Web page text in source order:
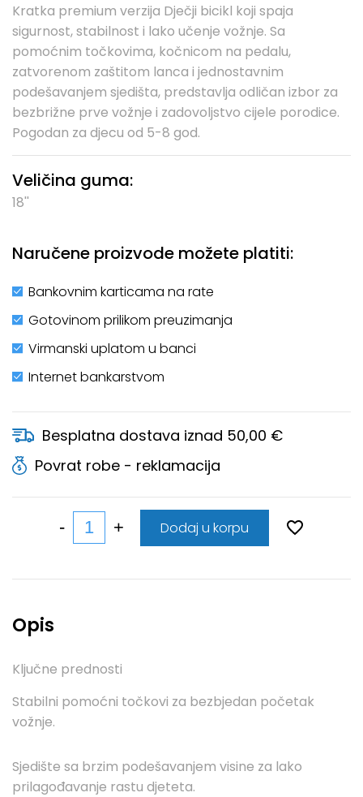
Kratka premium verzija Dječji bicikl koji spaja
sigurnost, stabilnost i lako učenje vožnje. Sa
pomoćnim točkovima, kočnicom na pedalu,
zatvorenom zaštitom lanca i jednostavnim
podešavanjem sjedišta, predstavlja odličan izbor za
bezbrižne prve vožnje i zadovoljstvo cijele porodice.
Pogodan za djecu od 5-8 god.
Veličina guma:
18''
Naručene proizvode možete platiti:
Bankovnim karticama na rate
Gotovinom prilikom preuzimanja
Virmanski uplatom u banci
Internet bankarstvom
Besplatna dostava iznad 50,00 €
Povrat robe - reklamacija
Dodaj u korpu
Opis
Ključne prednosti
Stabilni pomoćni točkovi za bezbjedan početak
vožnje.
Sjedište sa brzim podešavanjem visine za lako
prilagođavanje rastu djeteta.